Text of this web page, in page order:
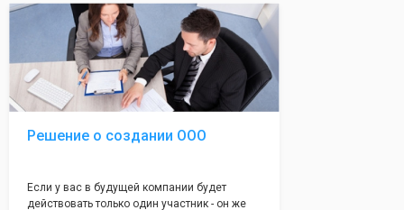
Наша компания предоставит вам свой
уникальный Устав Общества, который
подойдет для любой компании. Устав,
сделанный нашими профессиональными
юристами, успешно проходит регистрацию в
налоговой инспекции!
Решение о создании ООО
Если у вас в будущей компании будет
действовать только один участник - он же